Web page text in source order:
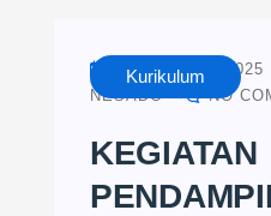
Kurikulum
OCTOBER 8, 2025
NESADO
NO
KEGIATAN